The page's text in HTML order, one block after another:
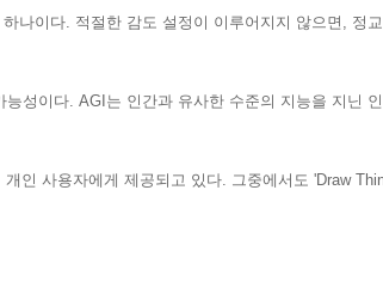
나이다. 적절한 감도 설정이 이루어지지 않으면, 정
성이다. AGI는 인간과 유사한 수준의 지능을 지닌
인 사용자에게 제공되고 있다. 그중에서도 'Draw